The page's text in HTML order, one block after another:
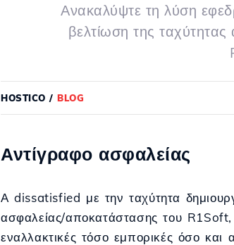
Ανακαλύψτε τη λύση
βελτίωση της
HOSTICO / BLOG
Αντίγραφο ασφαλείας
Α dissatisfied με την ταχύτητα
ασφαλείας/αποκατάστασης του
εναλλακτικές τόσο εμπορικές όσο και